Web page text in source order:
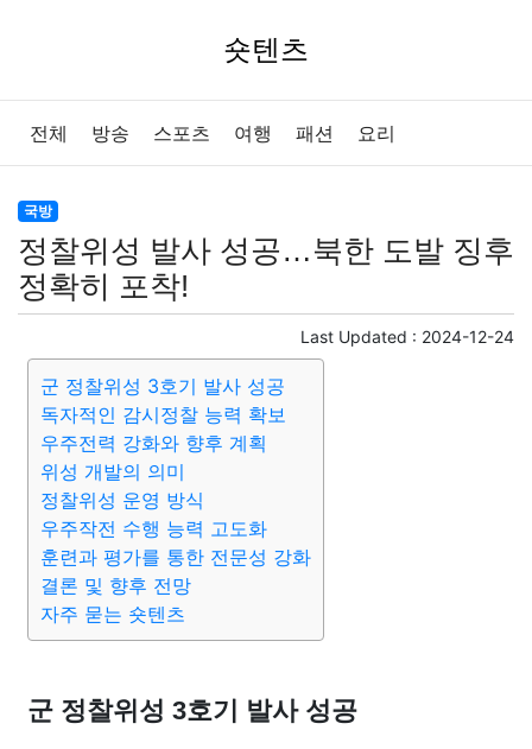
숏텐츠
전체 방송 스포츠 여행 패션 요리
국방
정찰위성 발사 성공…북한 도발 징후
정확히 포착!
Last Updated : 2024-12-24
군 정찰위성 3호기 발사 성공
독자적인 감시정찰 능력 확보
우주전력 강화와 향후 계획
위성 개발의 의미
정찰위성 운영 방식
우주작전 수행 능력 고도화
훈련과 평가를 통한 전문성 강화
결론 및 향후 전망
자주 묻는 숏텐츠
군 정찰위성 3호기 발사 성공